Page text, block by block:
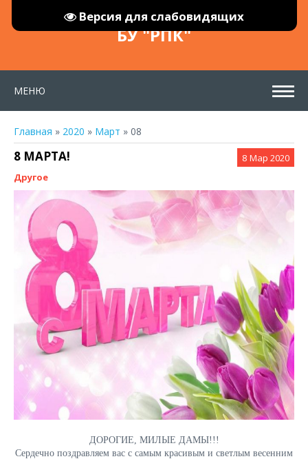
Версия для слабовидящих
БУ "РПК"
МЕНЮ
Главная » 2020 » Март » 08
8 Мар 2020
8 МАРТА!
Другое
ДОРОГИЕ, МИЛЫЕ ДАМЫ!!!
Сердечно поздравляем вас с самым красивым и светлым весенним